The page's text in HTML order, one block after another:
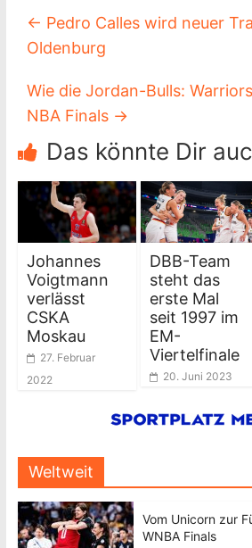
← Pedro Calles wird neuer
Oldenburg
Wie die Jordan-Bulls:
NBA Finals →
Das könnte Dir
Johannes
Voigtmann
verlässt
CSKA
Moskau
27. Februar
2022
DBB-Team
steht das
erste Mal
seit 1997 im
EM-
Viertelfinale
20. Juni 2023
Weltweit
Vom Unicorn zur
WNBA Finals